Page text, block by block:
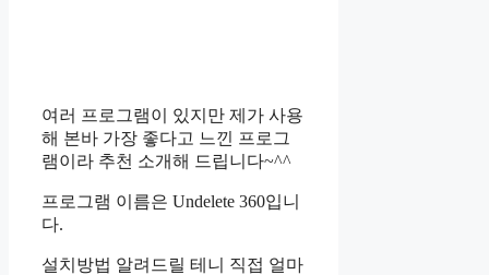
여러 프로그램이 있지만 제가 사용
해 본바 가장 좋다고 느낀 프로그
램이라 추천 소개해 드립니다~^^
프로그램 이름은 Undelete 360입니
다.
설치방법 알려드릴 테니 직접 얼마